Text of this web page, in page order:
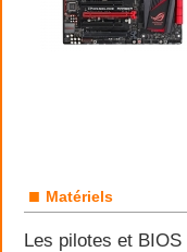
■ Matériels
Les pilotes et BIOS